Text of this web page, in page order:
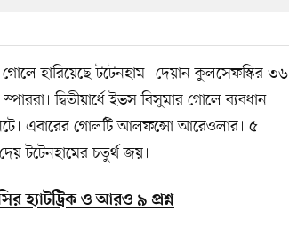
হারিয়েছে টটেনহাম। দেয়ান কুলসেফস্কির ৩৬
দ্বিতীয়ার্ধে ইভস বিসুমার গোলে ব্যবধান
এবারের গোলটি আলফন্সো আরেওলার। ৫
টটেনহামের চতুর্থ জয়।
হ্যাটট্রিক ও আরও ৯ প্রশ্ন